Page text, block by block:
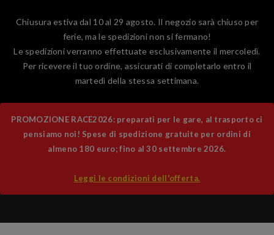
Chiusura estiva dal 10 al 29 agosto. Il negozio sarà chiuso per
ferie, ma le spedizioni non si fermano!
Le spedizioni verranno effettuate esclusivamente il mercoledì.
Per ricevere il tuo ordine, assicurati di completarlo entro il
martedì della stessa settimana.
PROMOZIONE RACE2026: preparati per le gare, al trasporto ci
pensiamo noi! Spese di spedizione gratuite per ordini di
almeno 180 euro; fino al 30 settembre 2026.
Leggi le condizioni dell'offerta.